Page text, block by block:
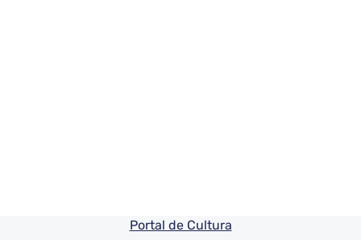
Pie de pagina información
Portal de Cultura